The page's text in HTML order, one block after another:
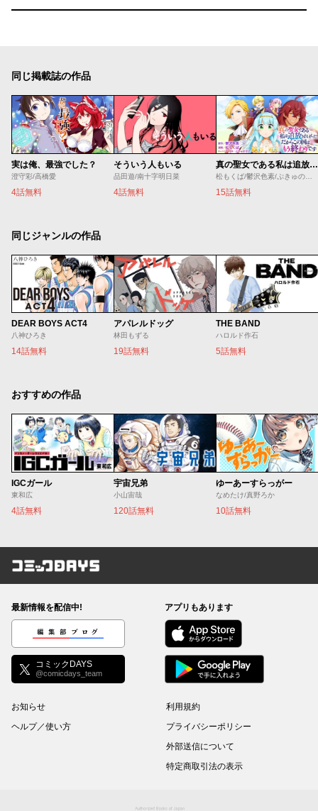
同じ掲載誌の作品
実は俺、最強でした？
澄守彩/高橋愛
4話無料
そういう人もいる
品田遊/南十字明日菜
4話無料
真の聖女である私は追放されました。だからこの国はもう終わりです
15話無料
同じジャンルの作品
DEAR BOYS ACT4
八神ひろき
14話無料
アパレルドッグ
林田もずる
19話無料
THE BAND
ハロルド作石
5話無料
おすすめの作品
IGCガール
東和広
4話無料
宇宙兄弟
小山宙哉
120話無料
ゆーあーすらっがー
なめたけ/真野ろか
10話無料
コミックDAYS
最新情報を配信中!
編集部ブログ
コミックDAYS
@comicdays_team
アプリもあります
お知らせ
ヘルプ／使い方
利用規約
プライバシーポリシー
外部送信について
特定商取引法の表示